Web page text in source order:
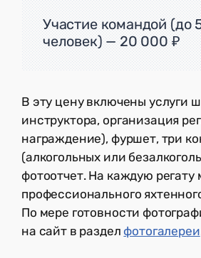
Участие командой (до
человек) — 20 000 ₽
В эту цену включены услуги
инструктора, организация
награждение), фуршет, три
(алкогольных или
фотоотчет. На каждую
профессионального
По мере готовности
на сайт в раздел фотогалереи